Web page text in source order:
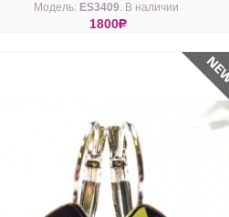
Swarovski
Модель: ES3409. В наличии
1800R